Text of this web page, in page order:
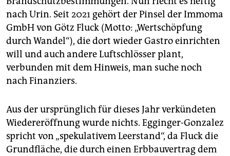
nach Urin. Seit 2021 gehört der Pinsel der Immoma
GmbH von Götz Fluck (Motto: „Wertschöpfung
durch Wandel“), die dort wieder Gastro einrichten
will und auch andere Luftschlösser plant,
verbunden mit dem Hinweis, man suche noch
nach Finanziers.
Aus der ursprünglich für dieses Jahr verkündeten
Wiedereröffnung wurde nichts. Egginger-Gonzalez
spricht von „spekulativem Leerstand“, da Fluck die
Grundfläche, die durch einen Erbbauvertrag dem